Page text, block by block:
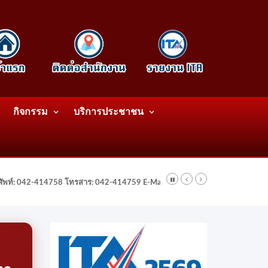
กิจกรรม บริการประชาชน
: 042-414758 โทรสาร: 042-414759 E-Mail: wattatnk@gmail.com